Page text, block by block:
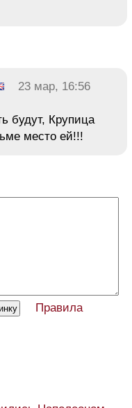
23 мар, 16:56
будут, Крупица
место ей!!!
Правила